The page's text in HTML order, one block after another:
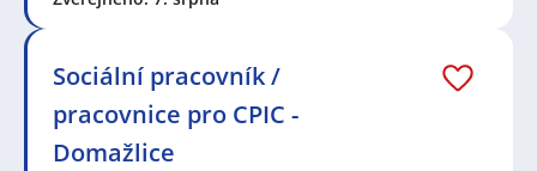
Sociální pracovník /
pracovnice pro CPIC -
Domažlice